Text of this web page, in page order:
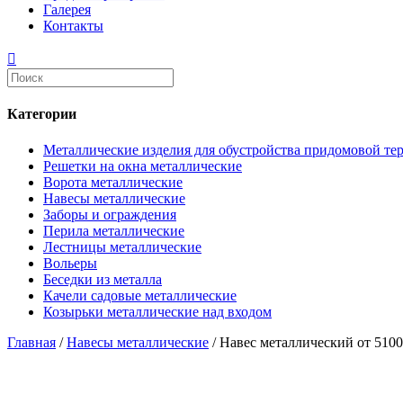
Галерея
Контакты
Категории
Металлические изделия для обустройства придомовой
Решетки на окна металлические
Ворота металлические
Навесы металлические
Заборы и ограждения
Перила металлические
Лестницы металлические
Вольеры
Беседки из металла
Качели садовые металлические
Козырьки металлические над входом
Главная /Навесы металлические / Навес металлический от